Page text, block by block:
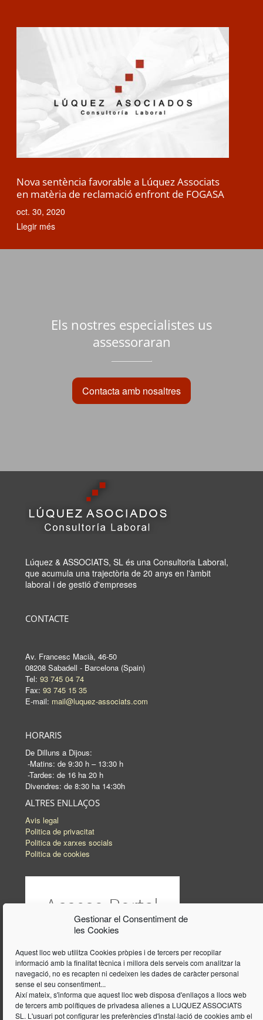
Gestionar el Consentiment de
les Cookies
Aquest lloc web utilitza Cookies pròpies i de tercers per recopilar
informació amb la finalitat tècnica i millora dels serveis com analitzar la
navegació, no es recapten ni cedeixen les dades de caràcter personal
sense el seu consentiment...
Així mateix, s'informa que aquest lloc web disposa d'enllaços a llocs web
de tercers amb polítiques de privadesa alienes a LUQUEZ ASSOCIATS
SL. L'usuari pot configurar les preferències d'instal·lació de cookies amb el
Nova sentència favorable a Lúquez Associats
en matèria de reclamació enfront de FOGASA
oct. 30, 2020
Llegir més
Els nostres especialistes us
assessoraran
Contacta amb nosaltres
Lúquez & ASSOCIATS, SL és una Consultoria Laboral,
que acumula una trajectòria de 20 anys en l'àmbit
laboral i de gestió d'empreses
CONTACTE
Av. Francesc Macià, 46-50
08208 Sabadell - Barcelona (Spain)
Tel: 93 745 04 74
Fax: 93 745 15 35
E-mail: mail@luquez-associats.com
HORARIS
De Dilluns a Dijous:
-Matins: de 9:30 h – 13:30 h
-Tardes: de 16 ha 20 h
Divendres: de 8:30 ha 14:30h
ALTRES ENLLAÇOS
Avis legal
Politica de privacitat
Politica de xarxes socials
Politica de cookies